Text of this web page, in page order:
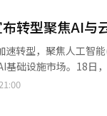
术供给能力的合作平
持与民间执行能力，
栈分科（技术自主）
以便具体化项目。此
的技术和项目成果与
是越南中北部的核心
LNG发电项目”结合
联合循环发电厂、
需求获取方案。同时
度基础。SK电信负责
布转型聚焦AI与
速转型，聚焦人工智
基础设施市场。18日
内外董事及审计委员